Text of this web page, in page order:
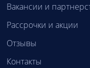
Вакансии и
Рассрочки и акции
Отзывы
Контакты